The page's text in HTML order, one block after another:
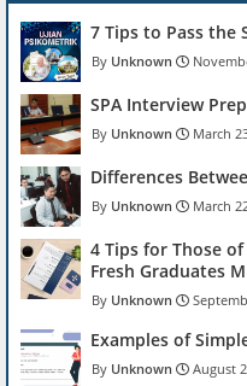
7 Tips to Pass the
Unknown
SPA Interview
Unknown March
Differences
Unknown March
4 Tips for Those of
Fresh Graduates
Unknown
Examples of
Unknown August